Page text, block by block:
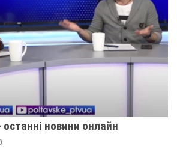
новини онлайн